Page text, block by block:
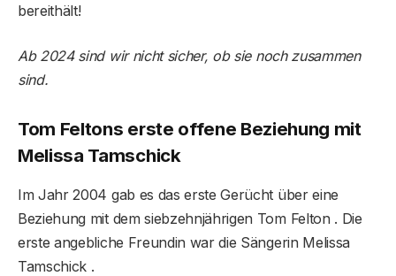
bereithält!
Ab 2024 sind wir nicht sicher, ob sie noch zusammen
sind.
Tom Feltons erste offene Beziehung mit
Melissa Tamschick
Im Jahr 2004 gab es das erste Gerücht über eine
Beziehung mit dem siebzehnjährigen Tom Felton . Die
erste angebliche Freundin war die Sängerin Melissa
Tamschick .